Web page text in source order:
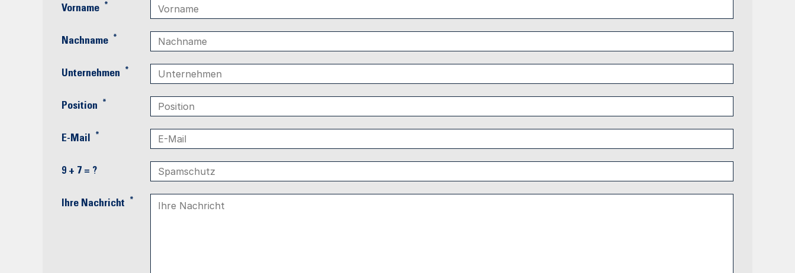
Vorname *
Nachname *
Unternehmen *
Position *
E-Mail *
9 + 7 = ?
Ihre Nachricht *